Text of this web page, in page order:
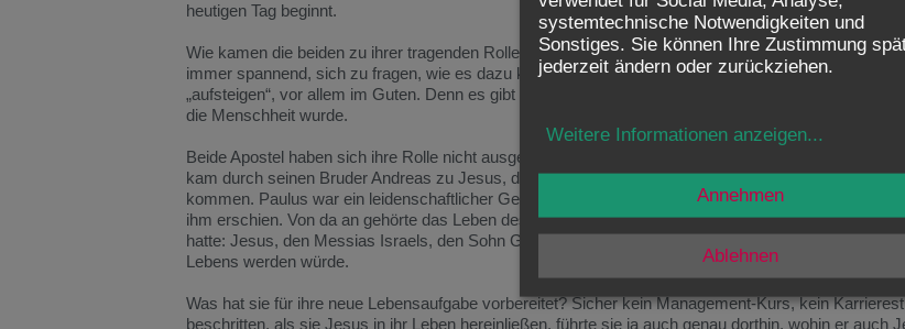
heutigen Tag beginnt.
Wie kamen die beiden zu ihrer tragenden Rolle für den Anfang der Kirche? Wieso sind sie bis heute
immer spannend, sich zu fragen, wie es dazu kommt, dass ganz unbekannte Menschen zu
„aufsteigen“, vor allem im Guten. Denn es gibt auch die negativen Fälle, wie der eines Adolf Hitler,
die Menschheit wurde.
Beide Apostel haben sich ihre Rolle nicht ausgesucht. Sie haben sie nicht angestrebt. Sie wurden
kam durch seinen Bruder Andreas zu Jesus, der beide dann gerufen hat, ihren Beruf als Fischer
kommen. Paulus war ein leidenschaftlicher Gegner der Leute, die diesem Jesus anhingen - bis
ihm erschien. Von da an gehörte das Leben des Paulus nur mehr einem Anliegen - den bekannt zu
hatte: Jesus, den Messias Israels, den Sohn Gottes. Beide hatten nie damit gerechnet, dass Jesus
Lebens werden würde.
Was hat sie für ihre neue Lebensaufgabe vorbereitet? Sicher kein Management-Kurs, kein
beschritten, als sie Jesus in ihr Leben hereinließen, führte sie ja auch genau dorthin, wohin er auch
systemtechnische Notwendigkeiten und
Sonstiges. Sie können Ihre Zustimmung
jederzeit ändern oder zurückziehen.
Weitere Informationen anzeigen...
Ablehnen
Annehmen